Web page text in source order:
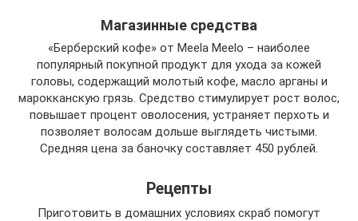
Магазинные средства
«Берберский кофе» от Meela Meelo – наиболее
популярный покупной продукт для ухода за кожей
головы, содержащий молотый кофе, масло арганы и
марокканскую грязь. Средство стимулирует рост волос,
повышает процент оволосения, устраняет перхоть и
позволяет волосам дольше выглядеть чистыми.
Средняя цена за баночку составляет 450 рублей.
Рецепты
Приготовить в домашних условиях скраб помогут